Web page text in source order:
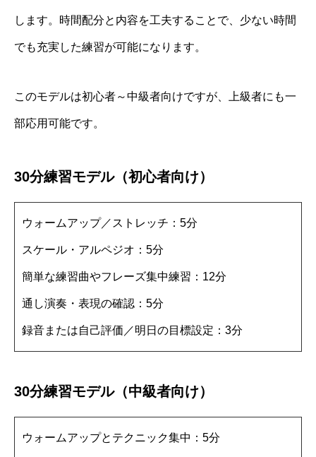
します。時間配分と内容を工夫することで、少ない時間
でも充実した練習が可能になります。
このモデルは初心者～中級者向けですが、上級者にも一
部応用可能です。
30分練習モデル（初心者向け）
ウォームアップ／ストレッチ：5分
スケール・アルペジオ：5分
簡単な練習曲やフレーズ集中練習：12分
通し演奏・表現の確認：5分
録音または自己評価／明日の目標設定：3分
30分練習モデル（中級者向け）
ウォームアップとテクニック集中：5分